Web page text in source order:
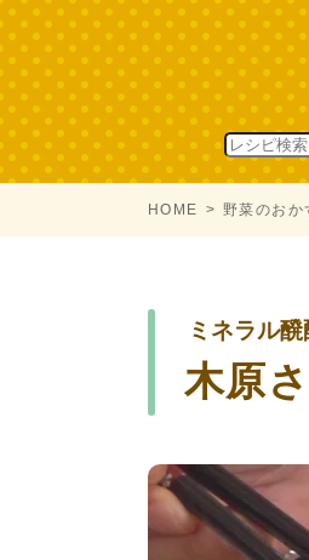
HOME 野菜のおか
ミネラル醗
木原